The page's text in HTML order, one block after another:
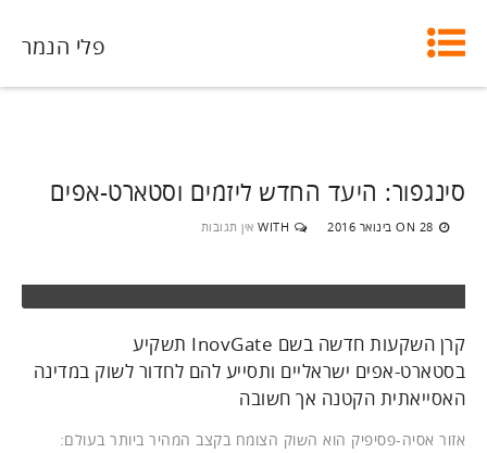
פלי הנמר
סינגפור: היעד החדש ליזמים וסטארט-אפים
ON 28 בינואר 2016 WITH אין תגובות
קרן השקעות חדשה בשם InovGate תשקיע
בסטארט-אפים ישראליים ותסייע להם לחדור לשוק במדינה
האסייאתית הקטנה אך חשובה
אזור אסיה-פסיפיק הוא השוק הצומח בקצב המהיר ביותר בעולם: